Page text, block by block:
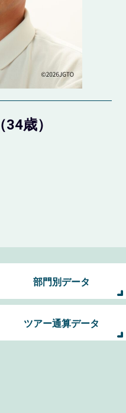
（34歳）
部門別データ
ツアー通算データ